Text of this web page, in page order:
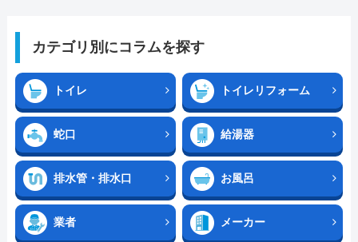
カテゴリ別にコラムを探す
トイレ トイレリフォーム
蛇口 給湯器
排水管・排水口 お風呂
業者 メーカー